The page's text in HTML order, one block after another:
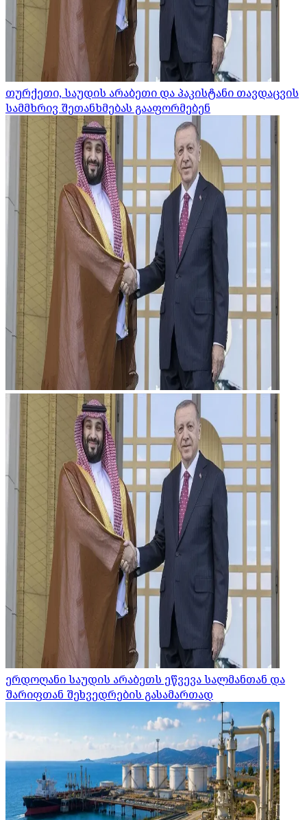
თურქეთი, საუდის არაბეთი და პაკისტანი თავდაცვის
სამმხრივ შეთანხმებას გააფორმებენ
ერდოღანი საუდის არაბეთს ეწვევა სალმანთან და
შარიფთან შეხვედრების გასამართად